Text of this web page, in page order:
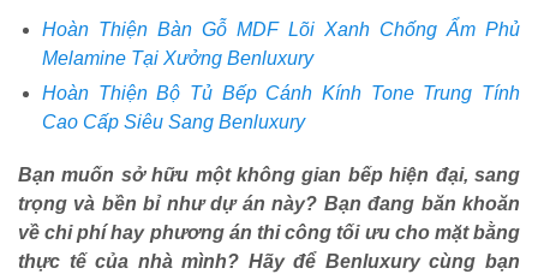
Hoàn Thiện Bàn Gỗ MDF Lõi Xanh Chống Ẩm Phủ
Melamine Tại Xưởng Benluxury
Hoàn Thiện Bộ Tủ Bếp Cánh Kính Tone Trung Tính
Cao Cấp Siêu Sang Benluxury
Bạn muốn sở hữu một không gian bếp hiện đại, sang
trọng và bền bỉ như dự án này? Bạn đang băn khoăn
về chi phí hay phương án thi công tối ưu cho mặt bằng
thực tế của nhà mình? Hãy để Benluxury cùng bạn